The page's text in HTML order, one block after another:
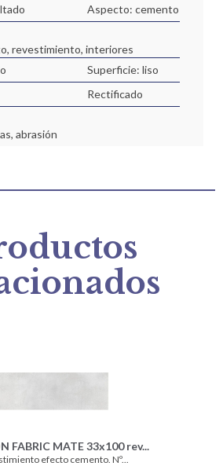
Aspecto: cemento
revestimiento, interiores
Superficie: liso
Rectificado
abrasión
FABRIC MATE 33x100 rev...
efecto cemento. Nº...